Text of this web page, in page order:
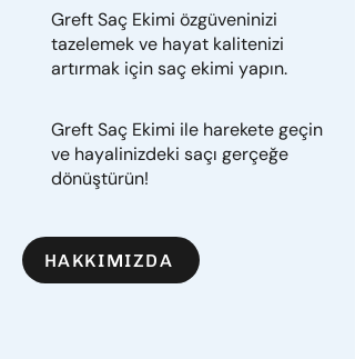
Greft Saç Ekimi özgüveninizi
tazelemek ve hayat kalitenizi
artırmak için saç ekimi yapın.
Greft Saç Ekimi ile harekete geçin
ve hayalinizdeki saçı gerçeğe
dönüştürün!
HAKKIMIZDA